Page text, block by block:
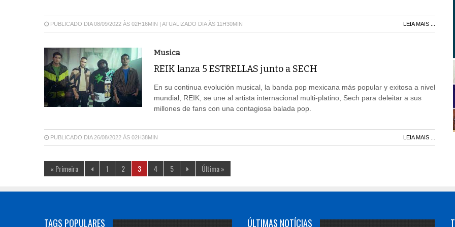
PUBLICADO DIA 08/09/2022 ÀS 02H16MIN | ATUALIZADO DIA ÀS 11H30MIN LEIA MAIS ...
Musica
REIK lanza 5 ESTRELLAS junto a SECH
En su continua evolución musical, la banda pop mexicana más popular y exitosa a nivel
mundial, REIK, se une al artista internacional multi-platino, Sech para deleitar a sus
millones de fans con una contagiosa balada pop.
PUBLICADO DIA 26/08/2022 ÀS 02H38MIN LEIA MAIS ...
« Primeira 1 2 3 4 5 Última »
TAGS POPULARES ÚLTIMAS NOTÍCIAS